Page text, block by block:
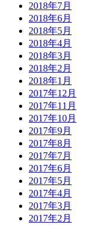
2018年7月
2018年6月
2018年5月
2018年4月
2018年3月
2018年2月
2018年1月
2017年12月
2017年11月
2017年10月
2017年9月
2017年8月
2017年7月
2017年6月
2017年5月
2017年4月
2017年3月
2017年2月